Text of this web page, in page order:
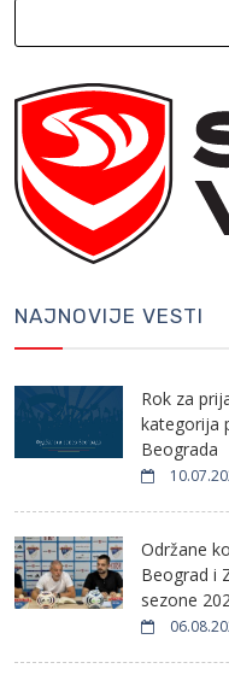
NAJNOVIJE VESTI
Rok za
kategorija
Beograda
Održane
Beograd i
sezone